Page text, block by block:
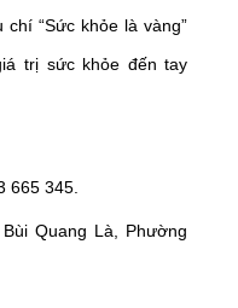
“Sức khỏe là vàng”
trị sức khỏe đến tay
665 345.
Bùi Quang Là, Phường